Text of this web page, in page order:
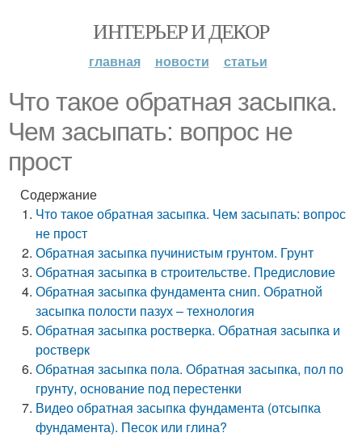
ИНТЕРЬЕР И ДЕКОР
главная новости статьи
Что такое обратная засыпка.
Чем засыпать: вопрос не
прост
Содержание
Что такое обратная засыпка. Чем засыпать: вопрос
не прост
Обратная засыпка пучинистым грунтом. Грунт
Обратная засыпка в строительстве. Предисловие
Обратная засыпка фундамента снип. Обратной
засыпка полости пазух – технология
Обратная засыпка ростверка. Обратная засыпка и
ростверк
Обратная засыпка пола. Обратная засыпка, пол по
грунту, основание под перестенки
Видео обратная засыпка фундамента (отсыпка
фундамента). Песок или глина?